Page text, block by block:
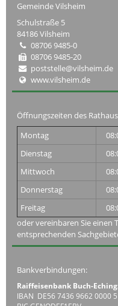
Gemeinde Vilsheim
Schulstraße 5
84186 Vilsheim
08706 9485-0
08706 9485-20
poststelle@vilsheim.de
www.vilsheim.de
Öffnungszeiten des
Montag
Dienstag
Mittwoch
Donnerstag
Freitag
oder vereinbaren Sie einen
entsprechenden
Bankverbindungen:
Raiffeisenbank Buch-
IBAN DE56 7436 9662 0000